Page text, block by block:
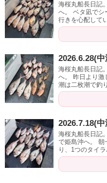
海桜丸船長日記
へ。 ベタ凪でシ
行きを心配して
2026.6.28(
海桜丸船長日記
へ。 昨日より激
潮は二枚潮で釣
2026.7.18(
海桜丸船長日記
で姫島沖へ。 朝
り、1つのタイ